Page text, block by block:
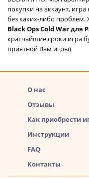
покупки на аккаунт,
без каких-либо проблем.
Black Ops Cold War для
кратчайшие сроки игра
приятной Вам игры)
О нас
Отзывы
Как приобрести
Инструкции
FAQ
Контакты